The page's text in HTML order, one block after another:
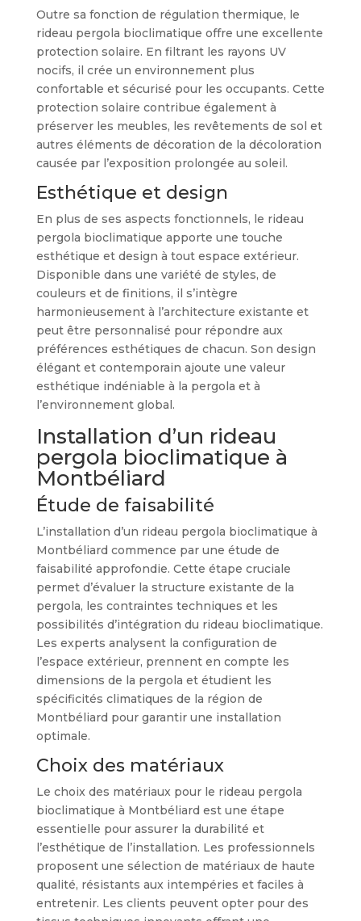
Outre sa fonction de régulation thermique, le
rideau pergola bioclimatique offre une excellente
protection solaire. En filtrant les rayons UV
nocifs, il crée un environnement plus
confortable et sécurisé pour les occupants. Cette
protection solaire contribue également à
préserver les meubles, les revêtements de sol et
autres éléments de décoration de la décoloration
causée par l’exposition prolongée au soleil.
Esthétique et design
En plus de ses aspects fonctionnels, le rideau
pergola bioclimatique apporte une touche
esthétique et design à tout espace extérieur.
Disponible dans une variété de styles, de
couleurs et de finitions, il s’intègre
harmonieusement à l’architecture existante et
peut être personnalisé pour répondre aux
préférences esthétiques de chacun. Son design
élégant et contemporain ajoute une valeur
esthétique indéniable à la pergola et à
l’environnement global.
Installation d’un rideau
pergola bioclimatique à
Montbéliard
Étude de faisabilité
L’installation d’un rideau pergola bioclimatique à
Montbéliard commence par une étude de
faisabilité approfondie. Cette étape cruciale
permet d’évaluer la structure existante de la
pergola, les contraintes techniques et les
possibilités d’intégration du rideau bioclimatique.
Les experts analysent la configuration de
l’espace extérieur, prennent en compte les
dimensions de la pergola et étudient les
spécificités climatiques de la région de
Montbéliard pour garantir une installation
optimale.
Choix des matériaux
Le choix des matériaux pour le rideau pergola
bioclimatique à Montbéliard est une étape
essentielle pour assurer la durabilité et
l’esthétique de l’installation. Les professionnels
proposent une sélection de matériaux de haute
qualité, résistants aux intempéries et faciles à
entretenir. Les clients peuvent opter pour des